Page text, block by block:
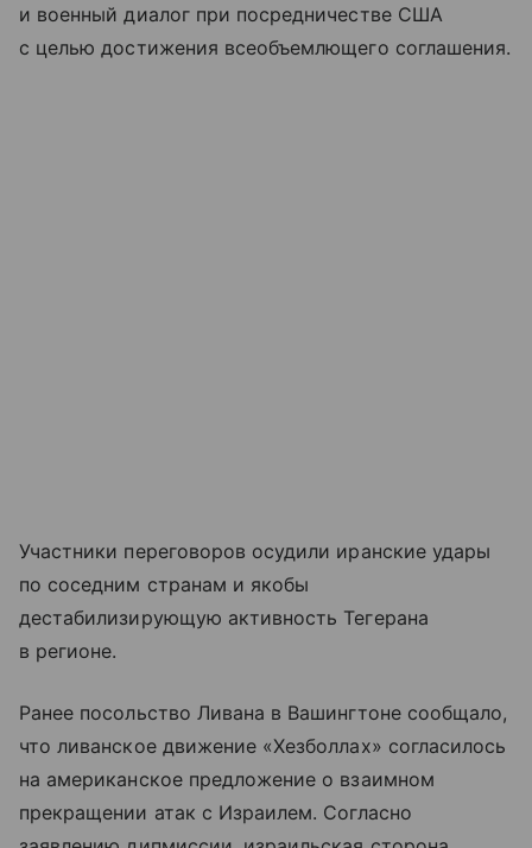
и военный диалог при посредничестве США
с целью достижения всеобъемлющего соглашения.
Участники переговоров осудили иранские удары
по соседним странам и якобы
дестабилизирующую активность Тегерана
в регионе.
Ранее посольство Ливана в Вашингтоне сообщало,
что ливанское движение «Хезболлах» согласилось
на американское предложение о взаимном
прекращении атак с Израилем. Согласно